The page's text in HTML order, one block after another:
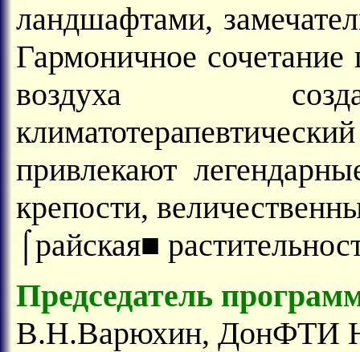
ландшафтами,
Гармоничное сочетание
воздуха
привлекают
крепости,
⌠райская■
Председатель
В.Н.Варюхин, ДонФТИ